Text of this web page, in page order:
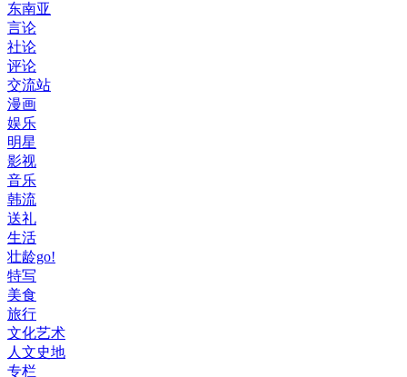
东南亚
言论
社论
评论
交流站
漫画
娱乐
明星
影视
音乐
韩流
送礼
生活
壮龄go!
特写
美食
旅行
文化艺术
人文史地
专栏